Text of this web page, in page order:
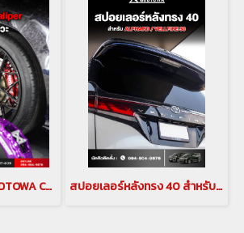
ชุดอัพเกรดเบรค GODTOWA CALIPER BREAK คาลิปเปอร์เบรก ดิสเบรค GODTOWA สำหรับรถยนต์ ALPHARD / VELLFIRE 30 รุ่นปี 2015-2022(copy)(copy) สปอยเลอร์หลังทรง 40 สำหรับ ALPHARD / VELLFIRE 30